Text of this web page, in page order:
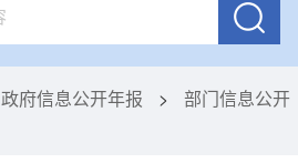
政府信息公开年报 >
部门信息公开